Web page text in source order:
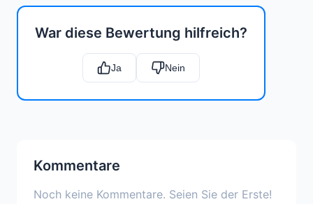
War diese Bewertung hilfreich?
Ja Nein
Kommentare
Noch keine Kommentare. Seien Sie der Erste!